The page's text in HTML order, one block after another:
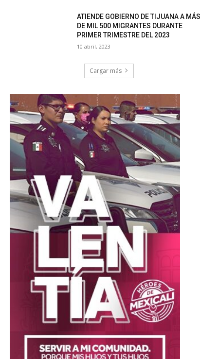
ATIENDE GOBIERNO DE TIJUANA A MÁS
DE MIL 500 MIGRANTES DURANTE
PRIMER TRIMESTRE DEL 2023
10 abril, 2023
Cargar más